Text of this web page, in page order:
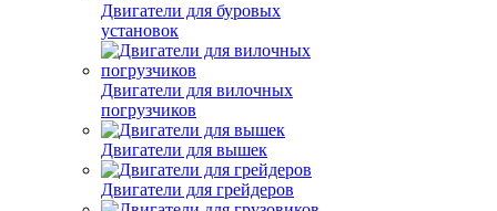
Двигатели для буровых
установок
Двигатели для вилочных
погрузчиков
Двигатели для вышек
Двигатели для грейдеров